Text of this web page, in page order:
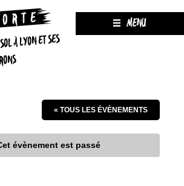
À LYON ET SES
MENU
« TOUS LES ÉVÈNEMENTS
évènement est passé